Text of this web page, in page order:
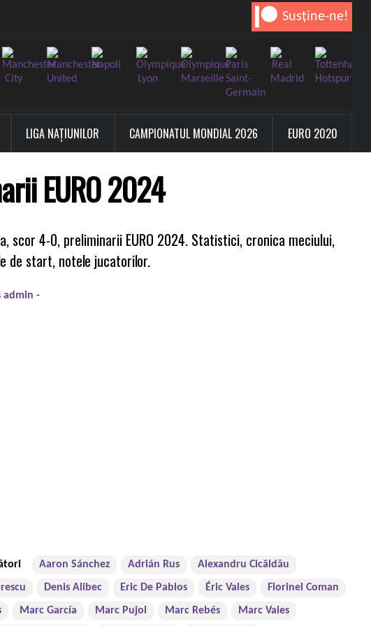
Susține-ne!
LIGA NAȚIUNILOR CAMPIONATUL MONDIAL 2026 EURO 2020
EURO 2024
scor 4-0, preliminarii EURO 2024. Statistici, cronica meciului,
de start, notele jucatorilor.
admin -
Aaron Sánchez Adrián Rus Alexandru Cicâldău
Denis Alibec Eric De Pablos Éric Vales Florinel Coman
Marc García Marc Pujol Marc Rebés Marc Vales